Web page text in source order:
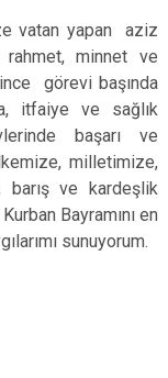
yapan aziz
minnet ve
görevi başında
itfaiye ve sağlık
başarı ve
milletimize,
barış ve kardeşlik
Bayramını en
sunuyorum.